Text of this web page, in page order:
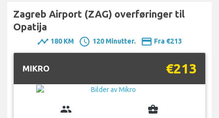
Zagreb Airport (ZAG) overføringer til
Opatija
timeline 180 KM schedule 120 Minutter. payment Fra €213
MIKRO €213
group business_center